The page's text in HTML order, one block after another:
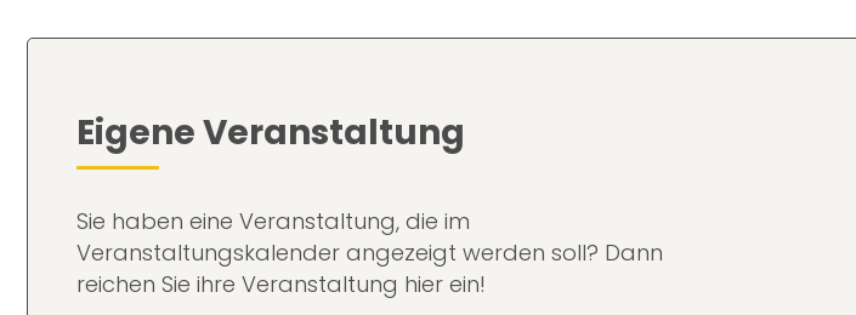
Eigene Veranstaltung
Sie haben eine Veranstaltung, die im
Veranstaltungskalender angezeigt werden soll? Dann
reichen Sie ihre Veranstaltung hier ein!